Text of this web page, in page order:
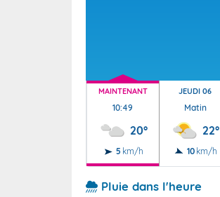
MAINTENANT
10:49
20°
5 km/h
JEUDI 06
Matin
22°
10 km/h
Pluie dans l'heure